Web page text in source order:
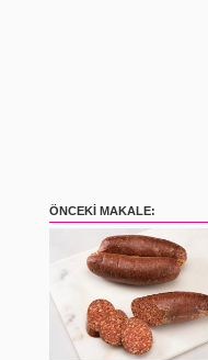
ÖNCEKI MAKALE: